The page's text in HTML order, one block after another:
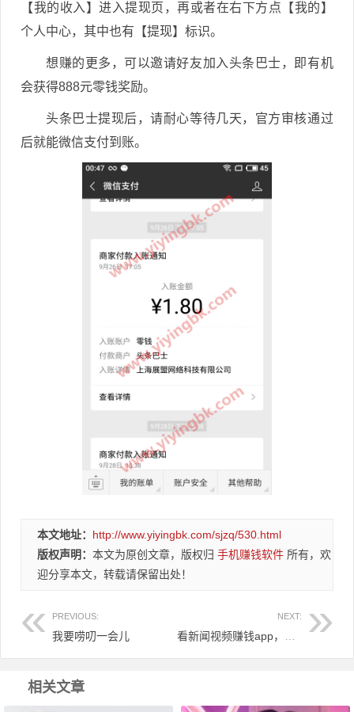
【我的收入】进入提现页，再或者在右下方点【我的】
个人中心，其中也有【提现】标识。
想赚的更多，可以邀请好友加入头条巴士，即有机
会获得888元零钱奖励。
头条巴士提现后，请耐心等待几天，官方审核通过
后就能微信支付到账。
本文地址： http://www.yiyingbk.com/sjzq/530.html
版权声明： 本文为原创文章，版权归 手机赚钱软件 所有，欢
迎分享本文，转载请保留出处！
PREVIOUS:
我要唠叨一会儿
NEXT:
相关文章